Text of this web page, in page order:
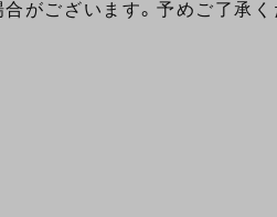
がございます。予めご了承く